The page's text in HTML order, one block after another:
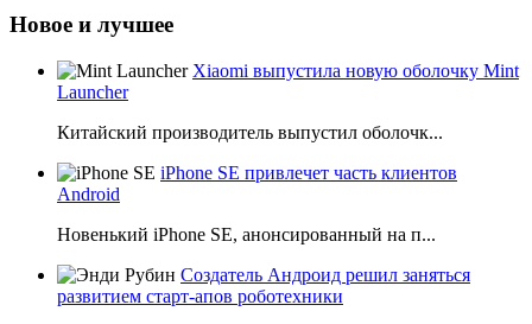
Новое и лучшее
Xiaomi выпустила новую оболочку Mint
Launcher
Китайский производитель выпустил оболочк...
iPhone SE привлечет часть клиентов
Android
Новенький iPhone SE, анонсированный на п...
Создатель Андроид решил заняться
развитием старт-апов роботехники